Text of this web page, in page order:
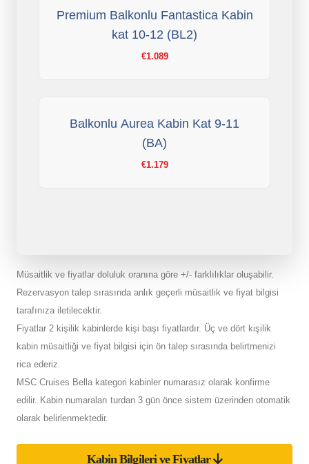
Premium Balkonlu Fantastica Kabin
kat 10-12 (BL2)
€1.089
Balkonlu Aurea Kabin Kat 9-11
(BA)
€1.179
Müsaitlik ve fiyatlar doluluk oranına göre +/- farklılıklar oluşabilir.
Rezervasyon talep sırasında anlık geçerli müsaitlik ve fiyat bilgisi
tarafınıza iletilecektir.
Fiyatlar 2 kişilik kabinlerde kişi başı fiyatlardır. Üç ve dört kişilik
kabin müsaitliği ve fiyat bilgisi için ön talep sırasında belirtmenizi
rica ederiz.
MSC Cruises Bella kategori kabinler numarasız olarak konfirme
edilir. Kabin numaraları turdan 3 gün önce sistem üzerinden otomatik
olarak belirlenmektedir.
Kabin Bilgileri ve Fiyatlar